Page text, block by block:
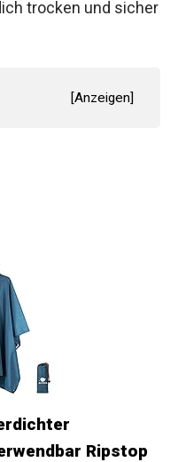
trocken und sicher
[Anzeigen]
Ripstop